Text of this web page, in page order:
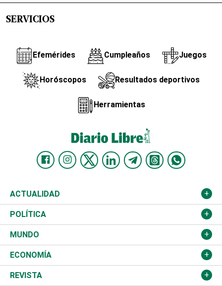
SERVICIOS
Efemérides Cumpleaños Juegos
Horóscopos Resultados deportivos
Herramientas
ACTUALIDAD
Nacional
Ciudad
Educación
Salud
POLÍTICA
Partidos
JCE
TSE
MUNDO
Estados Unidos
América Latina
ECONOMÍA
Finanzas
REVISTA